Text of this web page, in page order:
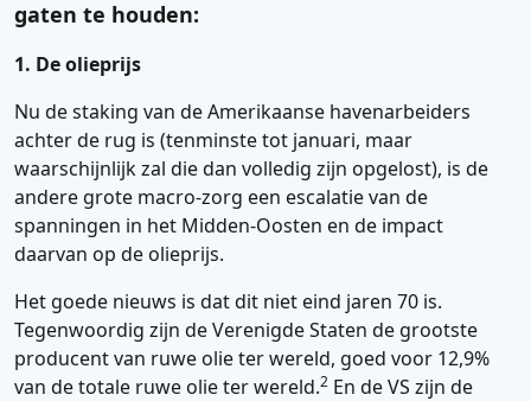
gaten te houden:
1. De olieprijs
Nu de staking van de Amerikaanse havenarbeiders
achter de rug is (tenminste tot januari, maar
waarschijnlijk zal die dan volledig zijn opgelost), is de
andere grote macro-zorg een escalatie van de
spanningen in het Midden-Oosten en de impact
daarvan op de olieprijs.
Het goede nieuws is dat dit niet eind jaren 70 is.
Tegenwoordig zijn de Verenigde Staten de grootste
producent van ruwe olie ter wereld, goed voor 12,9%
van de totale ruwe olie ter wereld.2 En de VS zijn de